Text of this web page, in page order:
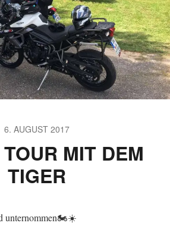
6. AUGUST 2017
MIT DEM
TIGER
unternommen🏍☀️